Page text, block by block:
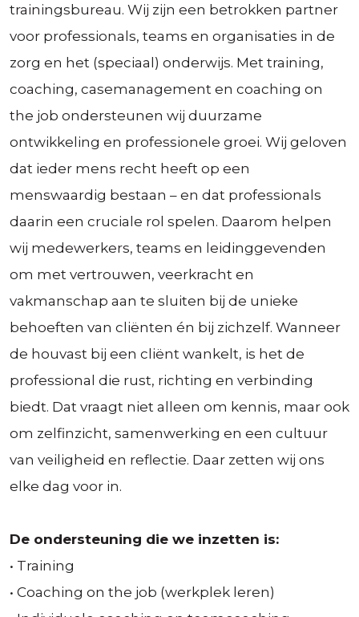
trainingsbureau. Wij zijn een betrokken partner
voor professionals, teams en organisaties in de
zorg en het (speciaal) onderwijs. Met training,
coaching, casemanagement en coaching on
the job ondersteunen wij duurzame
ontwikkeling en professionele groei. Wij geloven
dat ieder mens recht heeft op een
menswaardig bestaan – en dat professionals
daarin een cruciale rol spelen. Daarom helpen
wij medewerkers, teams en leidinggevenden
om met vertrouwen, veerkracht en
vakmanschap aan te sluiten bij de unieke
behoeften van cliënten én bij zichzelf. Wanneer
de houvast bij een cliënt wankelt, is het de
professional die rust, richting en verbinding
biedt. Dat vraagt niet alleen om kennis, maar ook
om zelfinzicht, samenwerking en een cultuur
van veiligheid en reflectie. Daar zetten wij ons
elke dag voor in.
De ondersteuning die we inzetten is:
• Training
• Coaching on the job (werkplek leren)